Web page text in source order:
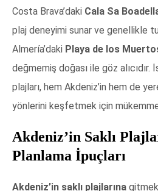
Costa Brava’daki Cala Sa
plaj deneyimi sunar ve genellikle
Almería’daki Playa de los
değmemiş doğası ile göz alıcıdır.
plajları, hem Akdeniz’in hem de
yönlerini keşfetmek için
Akdeniz’in Saklı
Planlama İpuçları
Akdeniz’in saklı plajlarına